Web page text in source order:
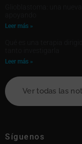
Leer más »
Leer más »
Ver todas las
Síguenos